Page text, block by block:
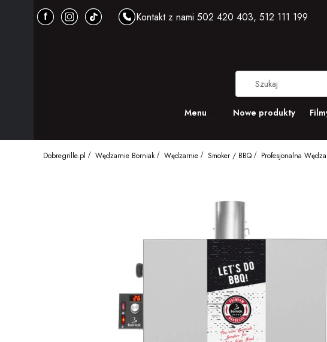
Kontakt z nami 502 420 403, 512 111 199
Menu
Nowe produkty
Dobregrille.pl Wędzarnie Borniak Wędzarnie Smoker / BBQ Profesjonalna